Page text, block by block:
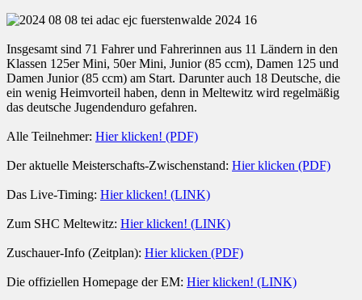
Insgesamt sind 71 Fahrer und Fahrerinnen aus 11 Ländern in den
Klassen 125er Mini, 50er Mini, Junior (85 ccm), Damen 125 und
Damen Junior (85 ccm) am Start. Darunter auch 18 Deutsche, die
ein wenig Heimvorteil haben, denn in Meltewitz wird regelmäßig
das deutsche Jugendenduro gefahren.
Alle Teilnehmer: Hier klicken! (PDF)
Der aktuelle Meisterschafts-Zwischenstand: Hier klicken (PDF)
Das Live-Timing: Hier klicken! (LINK)
Zum SHC Meltewitz: Hier klicken! (LINK)
Zuschauer-Info (Zeitplan): Hier klicken (PDF)
Die offiziellen Homepage der EM: Hier klicken! (LINK)